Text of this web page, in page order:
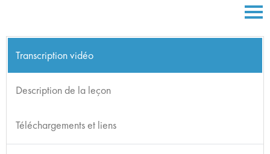
Transcription vidéo
Description de la leçon
Téléchargements et liens